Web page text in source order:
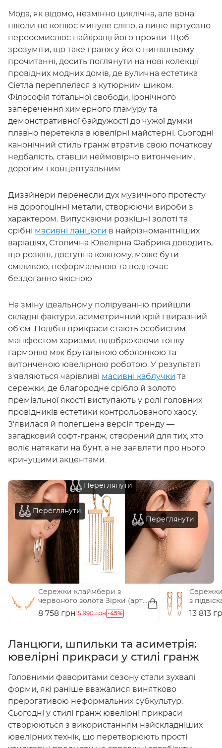
Мода, як відомо, незмінно циклічна, але вона
ніколи не копіює минуле сліпо, а лише віртуозно
переосмислює найкращі його прояви. Щоб
зрозуміти, що таке гранж у його нинішньому
прочитанні, досить поглянути на нові колекції
провідних модних домів, де вулична естетика
Сіетла переплелася з кутюрним шиком.
Філософія тотальної свободи, іронічного
заперечення химерного гламуру та
демонстративної байдужості до чужої думки
плавно перетекла в ювелірні майстерні. Сьогодні
канонічний стиль гранж втратив свою початкову
недбалість, ставши неймовірно витонченим,
дорогим і концептуальним.
Дизайнери перенесли дух музичного протесту
на дорогоцінні метали, створюючи вироби з
характером. Випускаючи розкішні золоті та
срібні масивні ланцюги в найрізноманітніших
варіаціях, Столична Ювелірна Фабрика доводить,
що розкіш, доступна кожному, може бути
сміливою, неформальною та водночас
бездоганно якісною.
На зміну ідеальному поліруванню прийшли
складні фактури, асиметричний крій і виразний
об'єм. Подібні прикраси стають особистим
маніфестом харизми, відображаючи тонку
гармонію між брутальною оболонкою та
витонченою ювелірною роботою. У результаті
з'являються чарівливі масивні каблучки та
сережки, де благородне срібло й золото
преміальної якості виступають у ролі головних
провідників естетики контрольованого хаосу.
З'явилася й полегшена версія тренду —
загадковий софт-гранж, створений для тих, хто
воліє натякати на бунт, а не заявляти про нього
кричущими акцентами.
Переглянути
Переглянути
Переглянути
Сережки клаймбери з
червоного золота Зірки (арт.
2001393101)
8 758 грн15 990 грн -45%
Сережки
з
13 813
Ланцюги, шпильки та асиметрія:
ювелірні прикраси у стилі гранж
Головними фаворитами сезону стали зухвалі
форми, які раніше вважалися винятково
прерогативою неформальних субкультур.
Сьогодні у стилі гранж ювелірні прикраси
створюються з використанням найскладніших
ювелірних технік, що перетворюють прості